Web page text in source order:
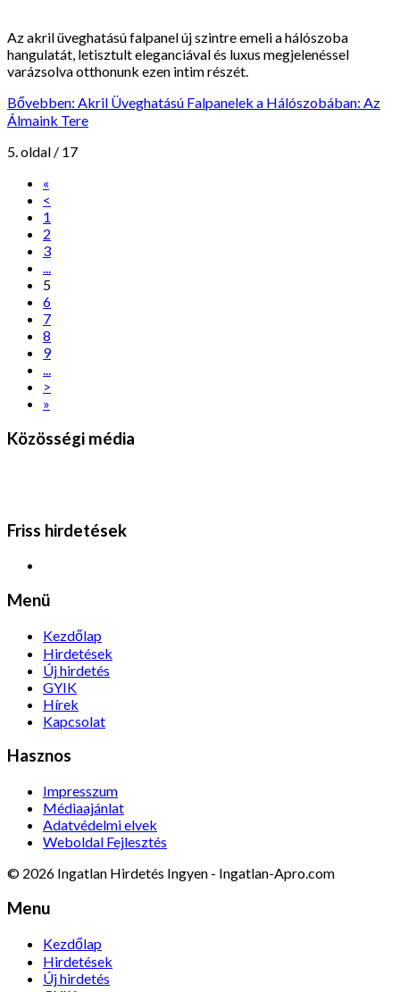
Az akril üveghatású falpanel új szintre emeli a hálószoba
hangulatát, letisztult eleganciával és luxus megjelenéssel
varázsolva otthonunk ezen intim részét.
Bővebben: Akril Üveghatású Falpanelek a Hálószobában: Az
Álmaink Tere
5. oldal / 17
«
<
1
2
3
...
5
6
7
8
9
...
>
»
Közösségi média
Friss hirdetések
Menü
Kezdőlap
Hirdetések
Új hirdetés
GYIK
Hírek
Kapcsolat
Hasznos
Impresszum
Médiaajánlat
Adatvédelmi elvek
Weboldal Fejlesztés
© 2026 Ingatlan Hirdetés Ingyen - Ingatlan-Apro.com
Menu
Kezdőlap
Hirdetések
Új hirdetés